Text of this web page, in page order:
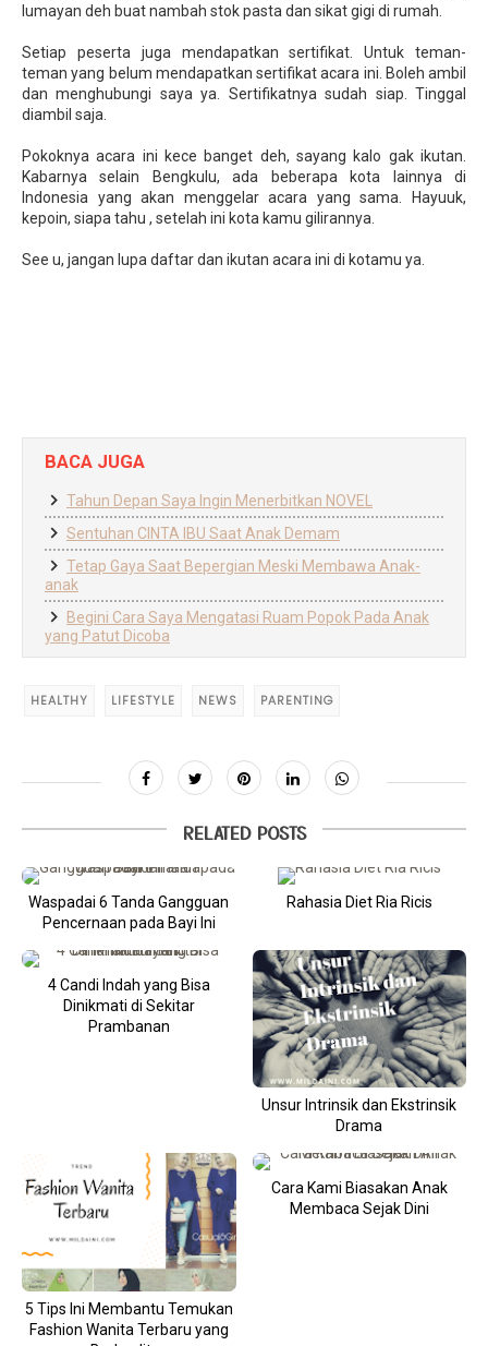
lumayan deh buat nambah stok pasta dan sikat gigi di rumah.
Setiap peserta juga mendapatkan sertifikat. Untuk teman-
teman yang belum mendapatkan sertifikat acara ini. Boleh ambil
dan menghubungi saya ya. Sertifikatnya sudah siap. Tinggal
diambil saja.
Pokoknya acara ini kece banget deh, sayang kalo gak ikutan.
Kabarnya selain Bengkulu, ada beberapa kota lainnya di
Indonesia yang akan menggelar acara yang sama. Hayuuk,
kepoin, siapa tahu , setelah ini kota kamu gilirannya.
See u, jangan lupa daftar dan ikutan acara ini di kotamu ya.
BACA JUGA
Tahun Depan Saya Ingin Menerbitkan NOVEL
Sentuhan CINTA IBU Saat Anak Demam
Tetap Gaya Saat Bepergian Meski Membawa Anak-
anak
Begini Cara Saya Mengatasi Ruam Popok Pada Anak
yang Patut Dicoba
HEALTHY LIFESTYLE NEWS PARENTING
RELATED POSTS
Waspadai 6 Tanda Gangguan
Pencernaan pada Bayi Ini
Rahasia Diet Ria Ricis
4 Candi Indah yang Bisa
Dinikmati di Sekitar
Prambanan
Unsur Intrinsik dan Ekstrinsik
Drama
5 Tips Ini Membantu Temukan
Fashion Wanita Terbaru yang
Cara Kami Biasakan Anak
Membaca Sejak Dini